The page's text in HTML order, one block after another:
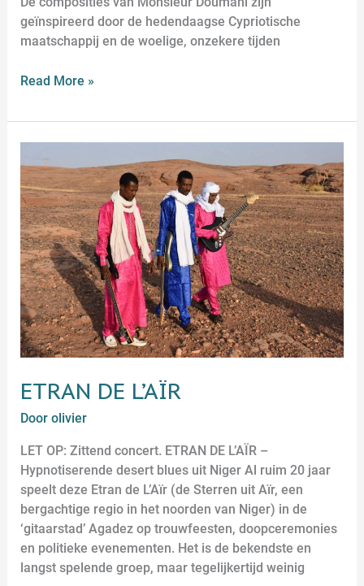
geïnspireerd door de hedendaagse Cypriotische
maatschappij en de woelige, onzekere tijden
Read More »
ETRAN DE L’AÏR
Doorolivier
LET OP: Zittend concert. ETRAN DE L’AÏR –
Hypnotiserende desert blues uit Niger Al ruim 20 jaar
speelt deze Etran de L’Aïr (de Sterren uit Aïr, een
bergachtige regio in het noorden van Niger) in de
‘gitaarstad’ Agadez op trouwfeesten, doopceremonies
en politieke evenementen. Het is de bekendste en
langst spelende groep, maar tegelijkertijd weinig
DE
L’AÏR